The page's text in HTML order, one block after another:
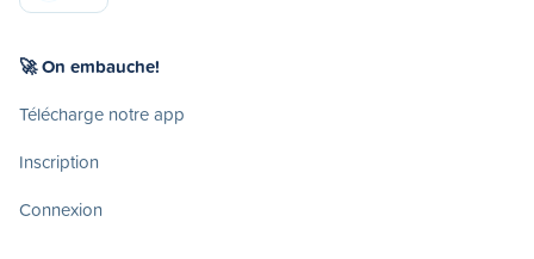
🚀 On embauche!
Télécharge notre app
Inscription
Connexion